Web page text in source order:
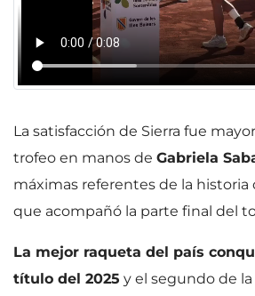
La satisfacción de Sierra fue
trofeo en manos de Gabriela
máximas referentes de la historia
que acompañó la parte final del
La mejor raqueta del país
título del 2025 y el segundo de la